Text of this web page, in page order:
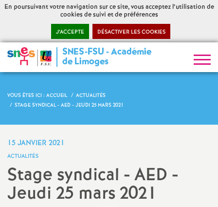
En poursuivant votre navigation sur ce site, vous acceptez l’utilisation de
cookies de suivi et de préférences
J’ACCEPTE DÉSACTIVER LES COOKIES
SNES-FSU - Académie
de Limoges
d
c
VOUS ÊTES ICI : ACCUEIL
ACTUALITÉS
STAGE SYNDICAL - AED - JEUDI 25 MARS 2021
15 JANVIER 2021
ACTUALITÉS
Stage syndical - AED -
Jeudi 25 mars 2021